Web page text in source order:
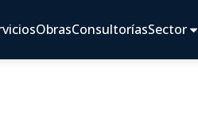
ObrasConsultoríasSector